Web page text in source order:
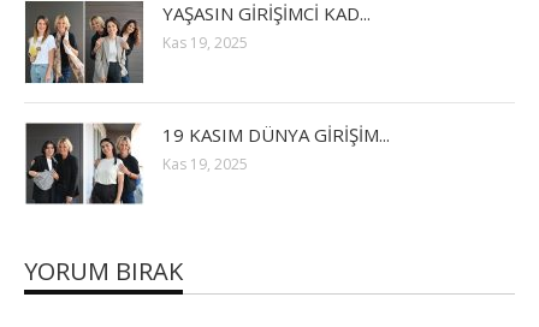
YAŞASIN GİRİŞİMCİ KAD...
Kas 19, 2025
19 KASIM DÜNYA GİRİŞİM...
Kas 19, 2025
YORUM BIRAK